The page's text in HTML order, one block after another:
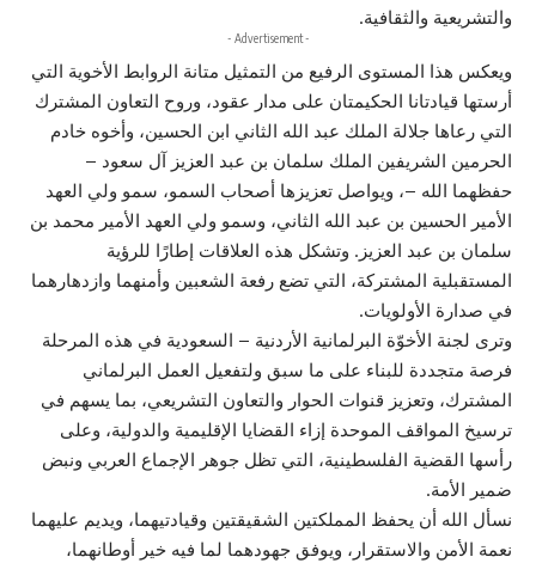
والتشريعية والثقافية.
- Advertisement -
ويعكس هذا المستوى الرفيع من التمثيل متانة الروابط الأخوية التي
أرستها قيادتانا الحكيمتان على مدار عقود، وروح التعاون المشترك
التي رعاها جلالة الملك عبد الله الثاني ابن الحسين، وأخوه خادم
الحرمين الشريفين الملك سلمان بن عبد العزيز آل سعود –
حفظهما الله –، ويواصل تعزيزها أصحاب السمو، سمو ولي العهد
الأمير الحسين بن عبد الله الثاني، وسمو ولي العهد الأمير محمد بن
سلمان بن عبد العزيز. وتشكل هذه العلاقات إطارًا للرؤية
المستقبلية المشتركة، التي تضع رفعة الشعبين وأمنهما وازدهارهما
في صدارة الأولويات.
وترى لجنة الأخوّة البرلمانية الأردنية – السعودية في هذه المرحلة
فرصة متجددة للبناء على ما سبق ولتفعيل العمل البرلماني
المشترك، وتعزيز قنوات الحوار والتعاون التشريعي، بما يسهم في
ترسيخ المواقف الموحدة إزاء القضايا الإقليمية والدولية، وعلى
رأسها القضية الفلسطينية، التي تظل جوهر الإجماع العربي ونبض
ضمير الأمة.
نسأل الله أن يحفظ المملكتين الشقيقتين وقيادتيهما، ويديم عليهما
نعمة الأمن والاستقرار، ويوفق جهودهما لما فيه خير أوطانهما،